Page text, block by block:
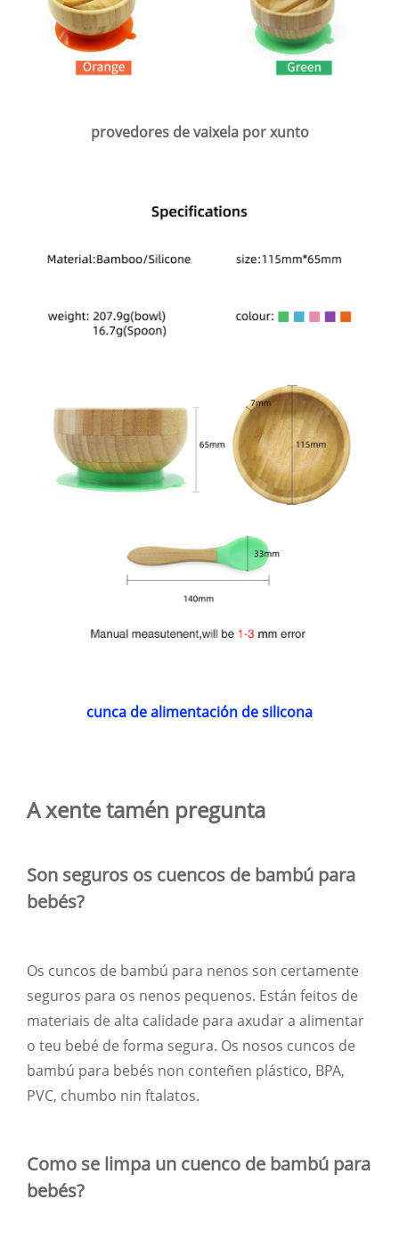
provedores de vaixela por xunto
cunca de alimentación de silicona
A xente tamén pregunta
Son seguros os cuencos de bambú para
bebés?
Os cuncos de bambú para nenos son certamente
seguros para os nenos pequenos. Están feitos de
materiais de alta calidade para axudar a alimentar
o teu bebé de forma segura. Os nosos cuncos de
bambú para bebés non conteñen plástico, BPA,
PVC, chumbo nin ftalatos.
Como se limpa un cuenco de bambú para
bebés?